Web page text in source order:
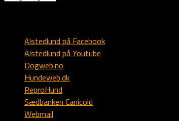
Alstedlund på Facebook
Alstedlund på Youtube
Dogweb.no
Hundeweb.dk
ReproHund
Sædbanken Canicold
Webmail